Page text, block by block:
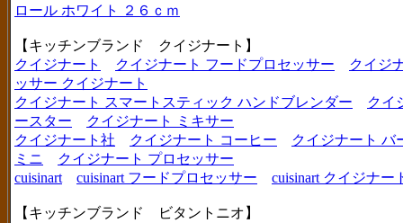
ロール ホワイト ２６ｃｍ
【キッチンブランド クイジナート】
クイジナート
クイジナート フードプロセッサー
クイジ
ッサー クイジナート
クイジナート スマートスティック ハンドブレンダー
クイ
ースター
クイジナート ミキサー
クイジナート社
クイジナート コーヒー
クイジナート バ
ミニ
クイジナート プロセッサー
cuisinart
cuisinart フードプロセッサー cuisinart クイジナー
【キッチンブランド ビタントニオ】